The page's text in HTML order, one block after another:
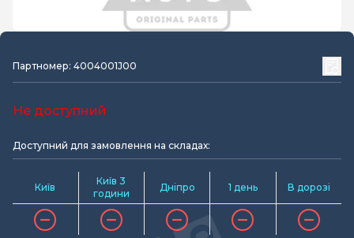
Партномер: 4004001J00
Не доступний
Доступний для замовлення на складах:
Київ
Київ 3
години
Дніпро 1 день В дорозі